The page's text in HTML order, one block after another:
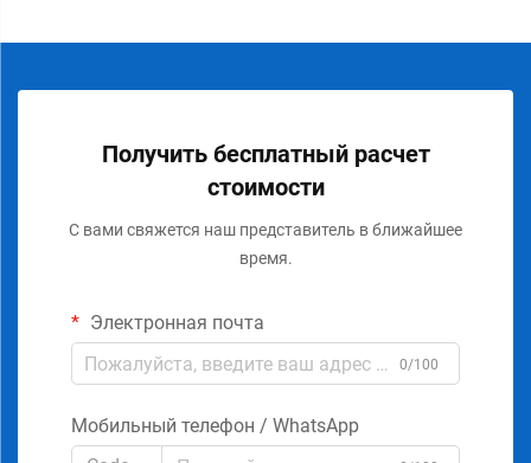
Получить бесплатный расчет
стоимости
С вами свяжется наш представитель в ближайшее
время.
Электронная почта
0/100
Мобильный телефон / WhatsApp